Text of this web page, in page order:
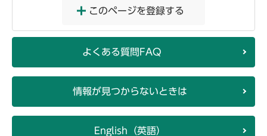
このページを登録する
よくある質問FAQ
情報が見つからないときは
English（英語）